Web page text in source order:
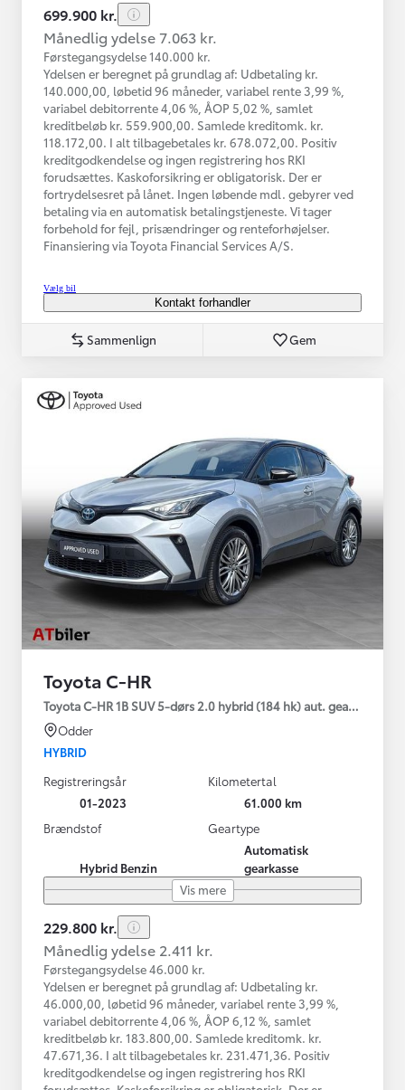
699.900 kr.
Månedlig ydelse 7.063 kr.
Førstegangsydelse 140.000 kr.
Ydelsen er beregnet på grundlag af: Udbetaling kr.
140.000,00, løbetid 96 måneder, variabel rente 3,99 %,
variabel debitorrente 4,06 %, ÅOP 5,02 %, samlet
kreditbeløb kr. 559.900,00. Samlede kreditomk. kr.
118.172,00. I alt tilbagebetales kr. 678.072,00. Positiv
kreditgodkendelse og ingen registrering hos RKI
forudsættes. Kaskoforsikring er obligatorisk. Der er
fortrydelsesret på lånet. Ingen løbende mdl. gebyrer ved
betaling via en automatisk betalingstjeneste. Vi tager
forbehold for fejl, prisændringer og renteforhøjelser.
Finansiering via Toyota Financial Services A/S.
Vælg bil
Kontakt forhandler
Sammenlign Gem
Toyota C-HR
Toyota C-HR 1B SUV 5-dørs 2.0 hybrid (184 hk) aut. gear C-HIC
Odder
HYBRID
Registreringsår
01-2023
Kilometertal
61.000 km
Brændstof
Hybrid Benzin
Geartype
Automatisk
gearkasse
Vis mere
229.800 kr.
Månedlig ydelse 2.411 kr.
Førstegangsydelse 46.000 kr.
Ydelsen er beregnet på grundlag af: Udbetaling kr.
46.000,00, løbetid 96 måneder, variabel rente 3,99 %,
variabel debitorrente 4,06 %, ÅOP 6,12 %, samlet
kreditbeløb kr. 183.800,00. Samlede kreditomk. kr.
47.671,36. I alt tilbagebetales kr. 231.471,36. Positiv
kreditgodkendelse og ingen registrering hos RKI